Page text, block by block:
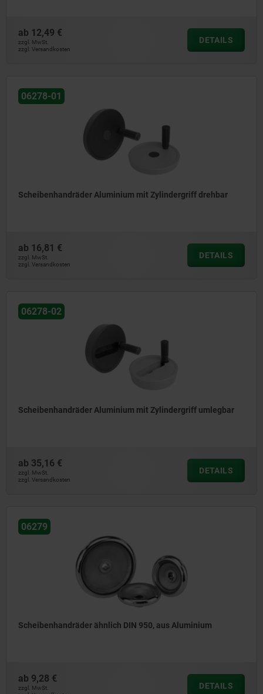
ab 12,49 €
zzgl. MwSt.
zzgl. Versandkosten
DETAILS
06278-01
Scheibenhandräder Aluminium mit Zylindergriff drehbar
ab 16,81 €
zzgl. MwSt.
zzgl. Versandkosten
DETAILS
06278-02
Scheibenhandräder Aluminium mit Zylindergriff umlegbar
ab 35,16 €
zzgl. MwSt.
zzgl. Versandkosten
DETAILS
06279
Scheibenhandräder ähnlich DIN 950, aus Aluminium
ab 9,28 €
zzgl. MwSt.
DETAILS